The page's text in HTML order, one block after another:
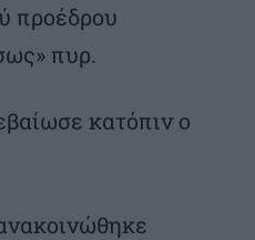
προέδρου
πυρ.
κατόπιν ο